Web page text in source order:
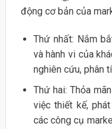
động cơ bản của
Thứ nhất: Nắm
và hành vi của
nghiên cứu, phân
Thứ hai: Thỏa
việc thiết kế,
các công cụ